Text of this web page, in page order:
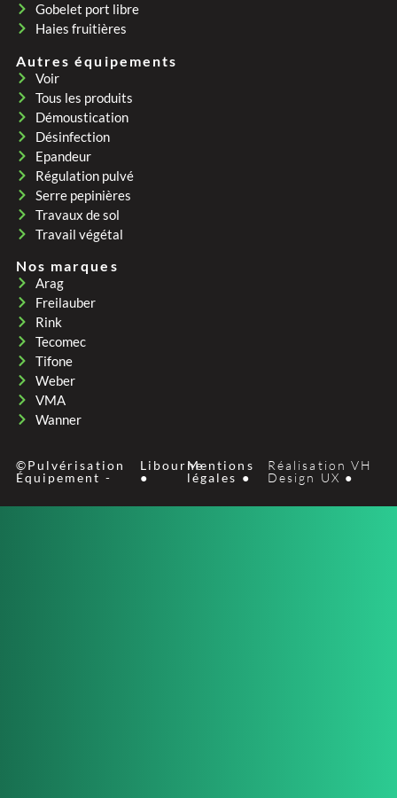
Gobelet port libre
Haies fruitières
Autres équipements
Voir
Tous les produits
Démoustication
Désinfection
Epandeur
Régulation pulvé
Serre pepinières
Travaux de sol
Travail végétal
Nos marques
Arag
Freilauber
Rink
Tecomec
Tifone
Weber
VMA
Wanner
©Pulvérisation
Équipement -
Libourne
●
Mentions
légales ●
Réalisation VH
Design UX ●